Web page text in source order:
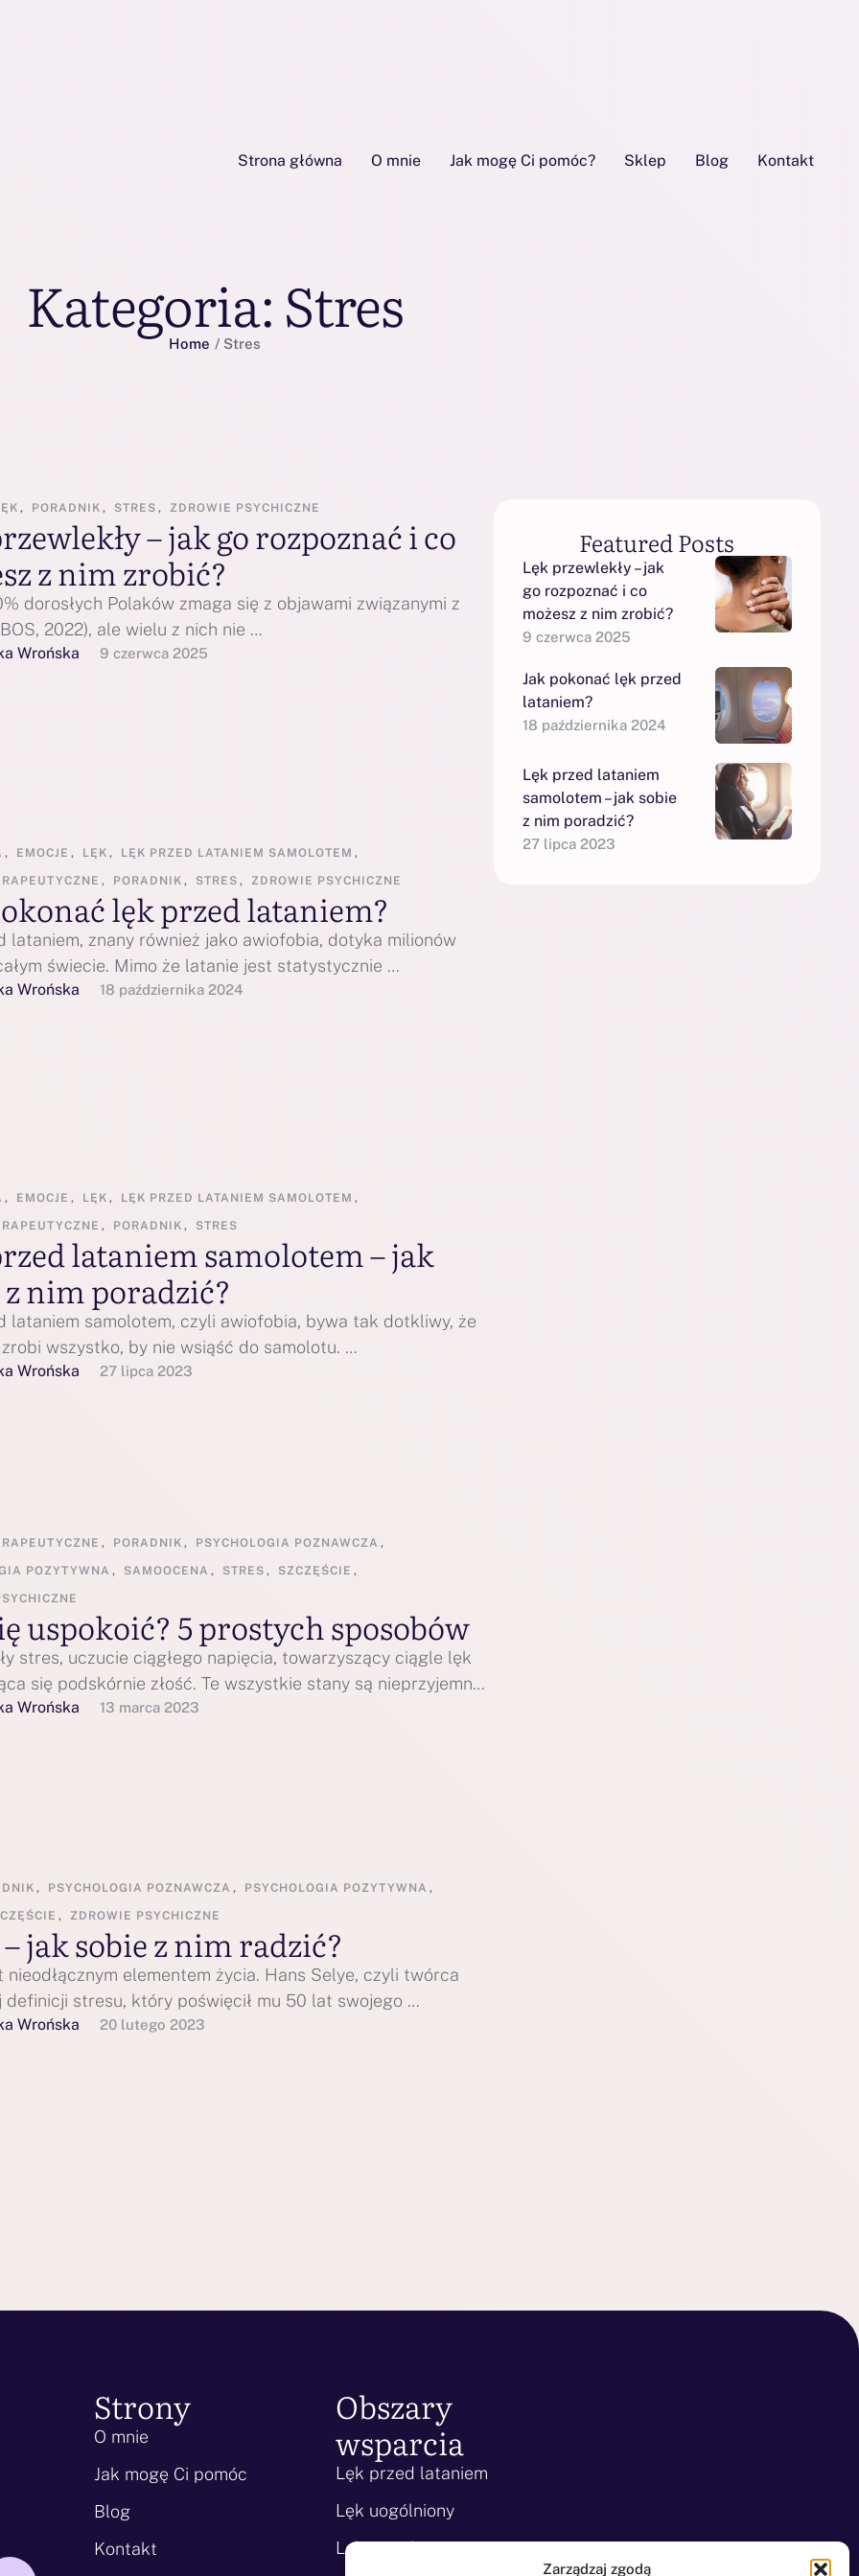
Zarządzaj zgodą
Strona główna O mnie Jak mogę Ci pomóc? Sklep Blog Kontakt
Kategoria:Stres
Home / Stres
, PORADNIK , STRES , ZDROWIE PSYCHICZNE
– jak go rozpoznać i co
z nim zrobić?
dorosłych Polaków zmaga się z objawami związanymi z
2022), ale wielu z nich nie …
Wrońska 9 czerwca 2025
, EMOCJE , LĘK , LĘK PRZED LATANIEM SAMOLOTEM ,
, PORADNIK , STRES , ZDROWIE PSYCHICZNE
lęk przed lataniem?
lataniem, znany również jako awiofobia, dotyka milionów
świecie. Mimo że latanie jest statystycznie …
Wrońska 18 października 2024
, EMOCJE , LĘK , LĘK PRZED LATANIEM SAMOLOTEM ,
, PORADNIK , STRES
lataniem samolotem – jak
z nim poradzić?
lataniem samolotem, czyli awiofobia, bywa tak dotkliwy, że
zrobi wszystko, by nie wsiąść do samolotu. …
Wrońska 27 lipca 2023
, PORADNIK , PSYCHOLOGIA POZNAWCZA ,
POZYTYWNA , SAMOOCENA , STRES , SZCZĘŚCIE ,
uspokoić? 5 prostych sposobów
stres, uczucie ciągłego napięcia, towarzyszący ciągle lęk
się podskórnie złość. Te wszystkie stany są nieprzyjemne
Wrońska 13 marca 2023
, PSYCHOLOGIA POZNAWCZA , PSYCHOLOGIA POZYTYWNA ,
, ZDROWIE PSYCHICZNE
jak sobie z nim radzić?
nieodłącznym elementem życia. Hans Selye, czyli twórca
definicji stresu, który poświęcił mu 50 lat swojego …
Wrońska 20 lutego 2023
Featured Posts
Lęk przewlekły – jak
go rozpoznać i co
możesz z nim zrobić?
9 czerwca 2025
Jak pokonać lęk przed
lataniem?
18 października 2024
Lęk przed lataniem
samolotem – jak sobie
z nim poradzić?
27 lipca 2023
Strony
O mnie
Jak mogę Ci pomóc
Blog
Kontakt
Obszary
wsparcia
Lęk przed lataniem
Lęk uogólniony
Lęk przed śmiercią